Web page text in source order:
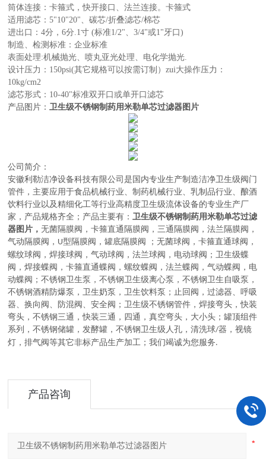
筒体连接：卡箍式，快开接口、法兰连接。卡箍式
适用滤芯：5"10"20"、碳芯/折叠滤芯/棉芯
进出口：4分，6分.1寸 (标准1/2"、3/4"或1"牙口)
制造、检测标准：企业标准
表面处理:机械抛光、喷丸亚光处理、电化学抛光.
设计压力：150psi(其它规格可以按需订制）zui大操作压力：
10kg/cm2
滤芯形式：10-40"标准双开口或单开口滤芯
产品图片： 卫生级不锈钢制药用米勒单芯过滤器图片
公司简介：
安徽利勒洁净设备科技有限公司是 国内专业生产制造洁净卫生级阀门
管件，主要应用于食品机械行业、制药机械行业、乳制品行业、酿酒
饮料行业以及精细化工等行业高精度卫生级流体设备的专业生产厂
家， 产品规格齐全；产品主要有：卫生级不锈钢制药用米勒单芯过滤
器图片，无菌隔膜阀 ，卡箍直通隔膜阀，三通隔膜阀，法兰隔膜阀，
气动隔膜阀， U型隔膜阀，罐底隔膜阀 ；无菌球阀 ，卡箍直通球阀，
螺纹球阀，焊接球阀，气动球阀，法兰球阀，电动球阀 ；卫生级蝶
阀 ，焊接蝶阀，卡箍直通蝶阀，螺纹蝶阀，法兰蝶阀，气动蝶阀，电
动蝶阀 ；不锈钢卫生泵 ，不锈钢卫生级离心泵，不锈钢卫生自吸泵，
不锈钢酒精防爆泵，卫生奶泵，卫生饮料泵 ； 止回阀，过滤器、呼吸
器、换向阀、防混阀、安全阀 ；卫生级不锈钢管件 ，焊接弯头，快装
弯头，不锈钢三通，快装三通，四通，真空弯头，大小头 ；罐顶组件
系列 ，不锈钢储罐，发酵罐，不锈钢卫生级人孔，清洗球/器，视镜
灯，排气阀等其它非标产品生产加工 ；我们竭诚为您服务.
产品咨询